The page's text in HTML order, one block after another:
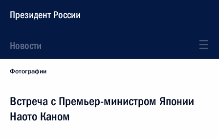
Президент России
Новости
Фотографии
Встреча с Премьер-министром Японии
Наото Каном